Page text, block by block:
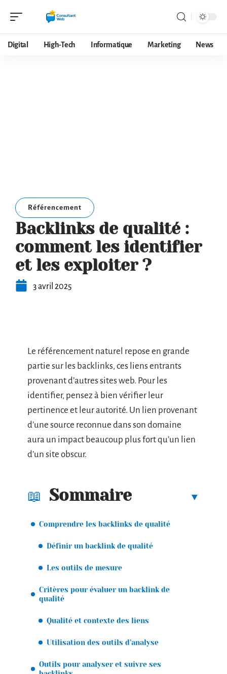
Digital High-Tech Informatique Marketing News
Référencement
Backlinks de qualité :
comment les identifier
et les exploiter ?
3 avril 2025
Le référencement naturel repose en grande
partie sur les backlinks, ces liens entrants
provenant d’autres sites web. Pour les
identifier, pensez à bien vérifier leur
pertinence et leur autorité. Un lien provenant
d’une source reconnue dans son domaine
aura un impact beaucoup plus fort qu’un lien
d’un site obscur.
Sommaire
Comprendre les backlinks de qualité
Définir un backlink de qualité
Les outils de mesure
Critères pour évaluer un backlink de
qualité
Qualité et contexte des liens
Utilisation des outils d’analyse
Outils pour analyser et suivre ses